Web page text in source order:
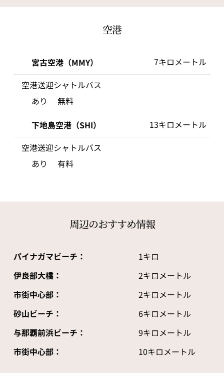
空港
宮古空港（MMY）
7キロメートル
空港送迎シャトルバス
あり
無料
下地島空港（SHI）
13キロメートル
空港送迎シャトルバス
あり
有料
周辺のおすすめ情報
パイナガマビーチ：
1キロ
伊良部大橋：
2キロメートル
市街中心部：
2キロメートル
砂山ビーチ：
6キロメートル
与那覇前浜ビーチ：
9キロメートル
市街中心部：
10キロメートル